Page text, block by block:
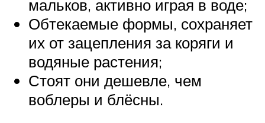
мальков, активно играя в воде;
Обтекаемые формы, сохраняет
их от зацепления за коряги и
водяные растения;
Стоят они дешевле, чем
воблеры и блёсны.